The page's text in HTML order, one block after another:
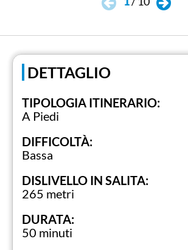
DETTAGLIO
TIPOLOGIA ITINERARIO:
A Piedi
DIFFICOLTÀ:
Bassa
DISLIVELLO IN SALITA:
265 metri
DURATA:
50 minuti